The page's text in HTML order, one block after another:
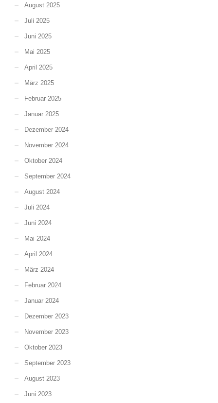
August 2025
Juli 2025
Juni 2025
Mai 2025
April 2025
März 2025
Februar 2025
Januar 2025
Dezember 2024
November 2024
Oktober 2024
September 2024
August 2024
Juli 2024
Juni 2024
Mai 2024
April 2024
März 2024
Februar 2024
Januar 2024
Dezember 2023
November 2023
Oktober 2023
September 2023
August 2023
Juni 2023